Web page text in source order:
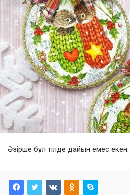
Әзірше бұл тілде дайын емес екен.